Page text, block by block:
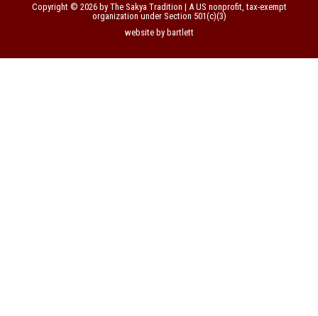
Copyright © 2026 by The Sakya Tradition | A US nonprofit, tax-exempt
organization under Section 501(c)(3)
website by bartlett